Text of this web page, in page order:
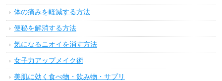
体の痛みを軽減する方法
便秘を解消する方法
気になるニオイを消す方法
女子力アップメイク術
美肌に効く食べ物・飲み物・サプリ